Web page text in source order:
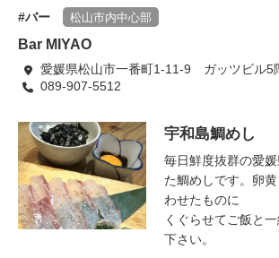
バー 松山市内中心部
Bar MIYAO
愛媛県松山市一番町1-11-9 ガッツビル5
089-907-5512
宇和島鯛めし
毎日鮮度抜群の愛
た鯛めしです。卵
わせたものに
くぐらせてご飯と
下さい。